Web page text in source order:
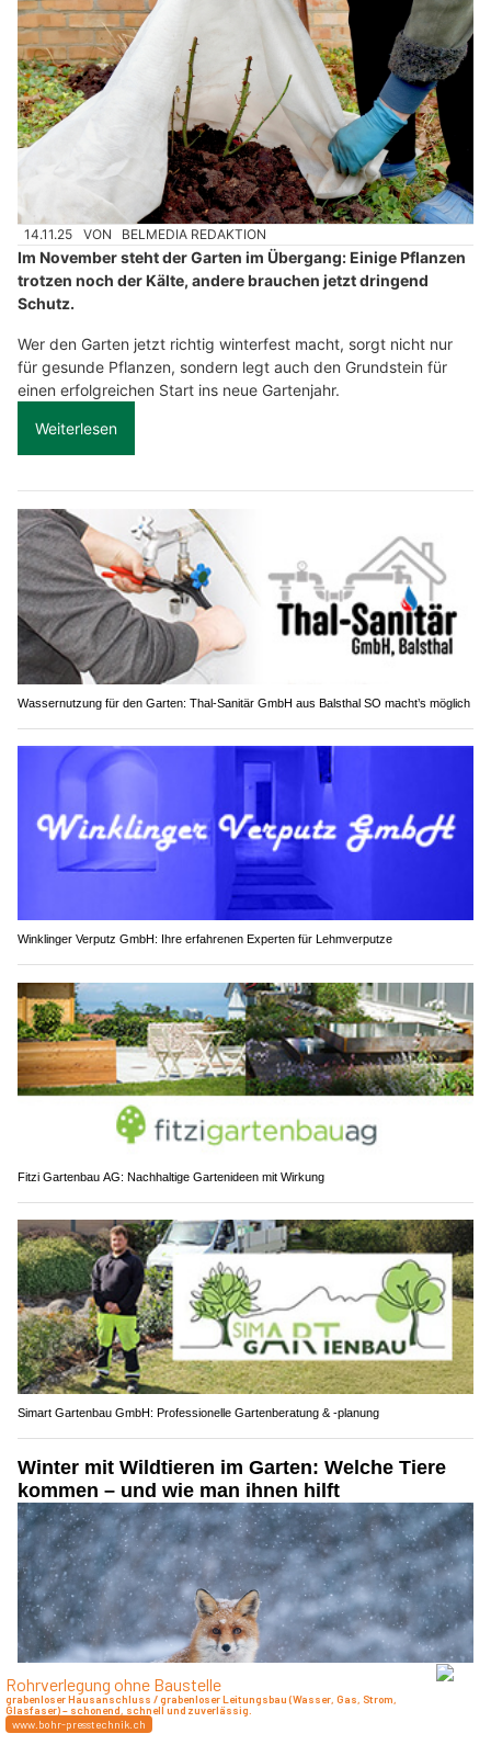
14.11.25 VON BELMEDIA REDAKTION
Im November steht der Garten im Übergang: Einige Pflanzen
trotzen noch der Kälte, andere brauchen jetzt dringend
Schutz.
Wer den Garten jetzt richtig winterfest macht, sorgt nicht nur
für gesunde Pflanzen, sondern legt auch den Grundstein für
einen erfolgreichen Start ins neue Gartenjahr.
Weiterlesen
Wassernutzung für den Garten: Thal-Sanitär GmbH aus Balsthal SO macht’s möglich
Winklinger Verputz GmbH: Ihre erfahrenen Experten für Lehmverputze
Fitzi Gartenbau AG: Nachhaltige Gartenideen mit Wirkung
Simart Gartenbau GmbH: Professionelle Gartenberatung & -planung
Winter mit Wildtieren im Garten: Welche Tiere
kommen – und wie man ihnen hilft